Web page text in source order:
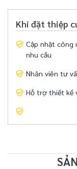
Khi đặt thiệp
Cập nhật công
nhu cầu
Nhân viên tư
Hỗ trợ thiết kế